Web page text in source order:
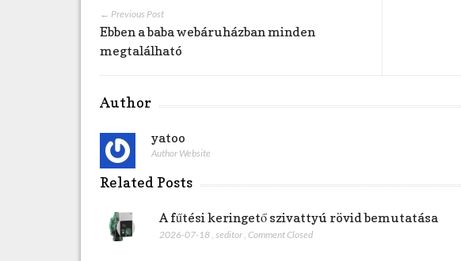
b
j
g
y
h
e
← Previous Post
Ebben a baba webáruházban minden
megtalálható
Author
yatoo
Author Website
Related Posts
A fűtési keringető szivattyú rövid bemutatása
2026-07-18 seditor ,Comment Closed